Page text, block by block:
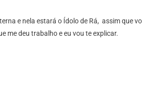
e nela estará o Ídolo de Rá, assim que
me deu trabalho e eu vou te explicar.